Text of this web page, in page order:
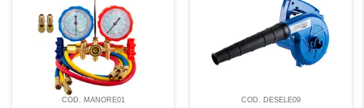
COD. MANORE01 COD. DESELE09